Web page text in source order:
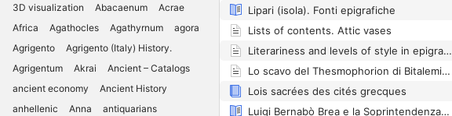
3D visualization
Abacaenum
Acrae
Africa
Agathocles Agathyrnum
agora
Agrigento
Agrigento (Italy) History.
Agrigentum
Akrai
Ancient – Catalogs
ancient economy
Ancient History
anhellenic
Anna antiquarians
Lipari (isola). Fonti epigrafiche
Lists of contents. Attic vases
Literariness and levels of style in epigraphical poetry of Late Antiquity
Lo scavo del Thesmophorion di Bitalemi e il culto delle divinità ctonie a Gela
Lois sacrées des cités grecques
Luigi Bernabò Brea e la Soprintendenza alle Antichità di Siracusa